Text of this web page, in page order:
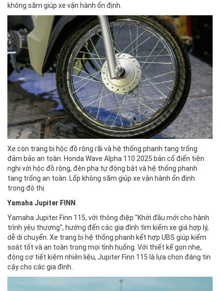
không săm giúp xe vận hành ổn định.
Xe còn trang bị hộc đồ rộng rãi và hệ thống phanh tang trống
đảm bảo an toàn. Honda Wave Alpha 110 2025 bản cổ điển tiện
nghi với hộc đồ rộng, đèn pha tự động bật và hệ thống phanh
tang trống an toàn. Lốp không săm giúp xe vận hành ổn định
trong đô thị.
Yamaha Jupiter FINN
Yamaha Jupiter Finn 115, với thông điệp "Khởi đầu mới cho hành
trình yêu thương", hướng đến các gia đình tìm kiếm xe giá hợp lý,
dễ di chuyển. Xe trang bị hệ thống phanh kết hợp UBS giúp kiểm
soát tốt và an toàn trong mọi tình huống. Với thiết kế gọn nhẹ,
động cơ tiết kiệm nhiên liệu, Jupiter Finn 115 là lựa chọn đáng tin
cậy cho các gia đình.